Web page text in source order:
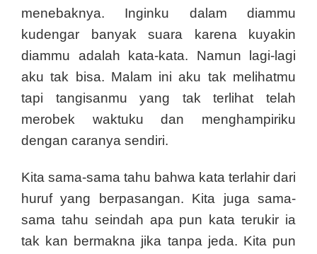
menebaknya. Inginku dalam diammu
kudengar banyak suara karena kuyakin
diammu adalah kata-kata. Namun lagi-lagi
aku tak bisa. Malam ini aku tak melihatmu
tapi tangisanmu yang tak terlihat telah
merobek waktuku dan menghampiriku
dengan caranya sendiri.
Kita sama-sama tahu bahwa kata terlahir dari
huruf yang berpasangan. Kita juga sama-
sama tahu seindah apa pun kata terukir ia
tak kan bermakna jika tanpa jeda. Kita pun